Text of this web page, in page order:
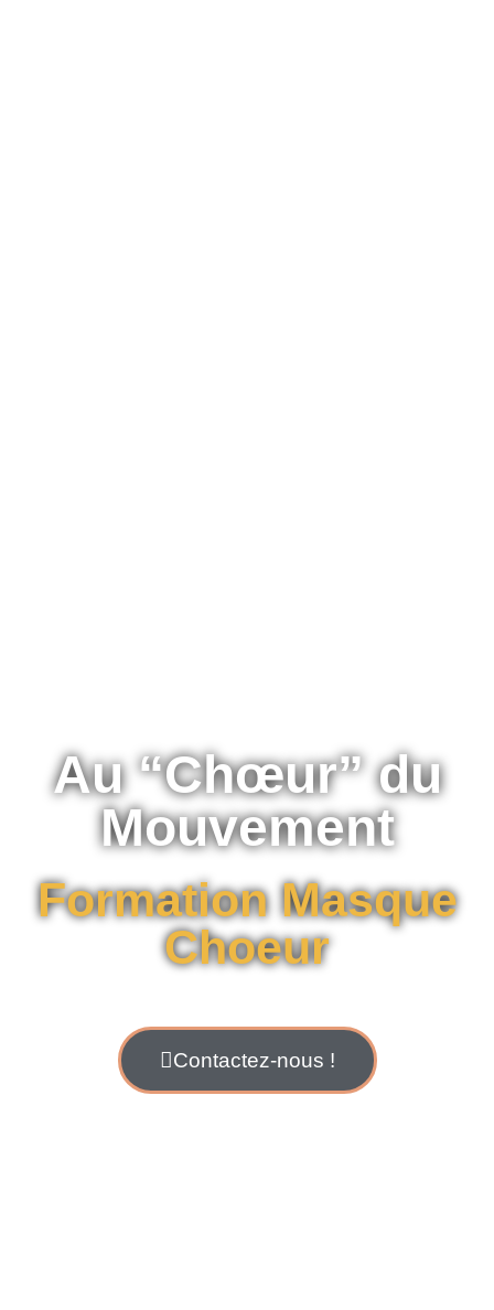
Au “Chœur” du
Mouvement
Formation Masque
Choeur
Contactez-nous !